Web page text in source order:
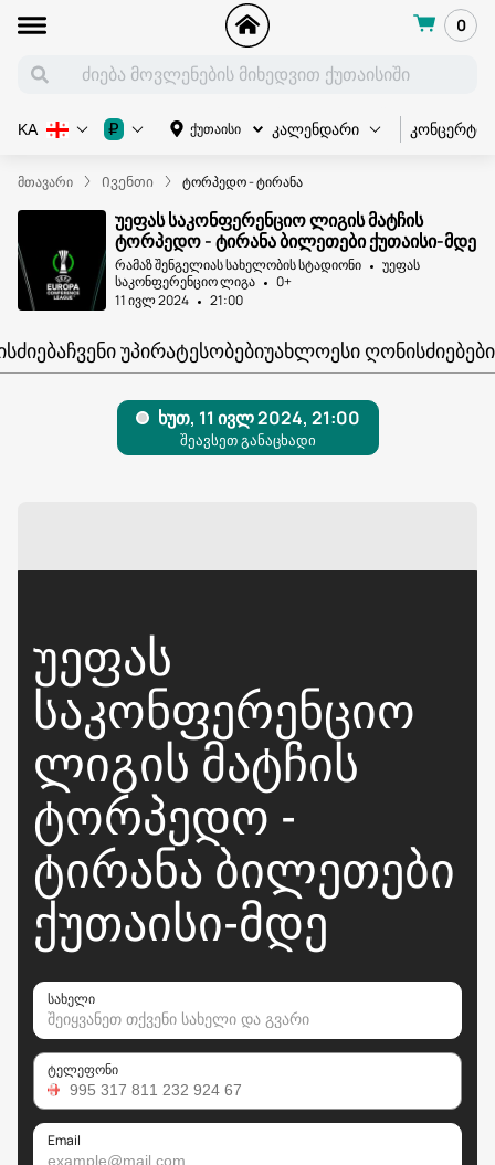
0
ქუთაისი კალენდარი კონცერტი
KA ₽
მთავარი Ივენთი ტორპედო - ტირანა
უეფას საკონფერენციო ლიგის მატჩის
ტორპედო - ტირანა ბილეთები ქუთაისი-მდე
რამაზ შენგელიას სახელობის სტადიონი
უეფას
საკონფერენციო ლიგა
0+
11 ივლ 2024
21:00
ᲩᲕᲔᲜᲘ ᲣᲞᲘᲠᲐᲢᲔᲡᲝᲑᲔᲑᲘᲣᲐᲮᲚᲝᲔᲡᲘ ᲦᲝᲜᲘᲡᲫᲘᲔᲑᲔᲑᲘ
ᲣᲔᲤᲐᲡ
ᲡᲐᲙᲝᲜᲤᲔᲠᲔᲜᲪᲘᲝ
ᲚᲘᲒᲘᲡ ᲛᲐᲢᲩᲘᲡ
ᲢᲝᲠᲞᲔᲓᲝ -
ᲢᲘᲠᲐᲜᲐ ᲑᲘᲚᲔᲗᲔᲑᲘ
ᲥᲣᲗᲐᲘᲡᲘ-ᲛᲓᲔ
სახელი
ტელეფონი
Email